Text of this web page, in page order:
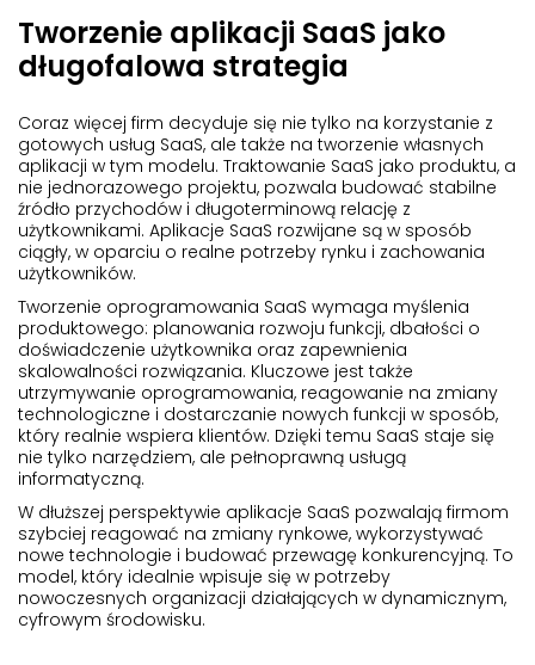
Tworzenie aplikacji SaaS jako
długofalowa strategia
Coraz więcej firm decyduje się nie tylko na korzystanie z
gotowych usług SaaS, ale także na tworzenie własnych
aplikacji w tym modelu. Traktowanie SaaS jako produktu, a
nie jednorazowego projektu, pozwala budować stabilne
źródło przychodów i długoterminową relację z
użytkownikami. Aplikacje SaaS rozwijane są w sposób
ciągły, w oparciu o realne potrzeby rynku i zachowania
użytkowników.
Tworzenie oprogramowania SaaS wymaga myślenia
produktowego: planowania rozwoju funkcji, dbałości o
doświadczenie użytkownika oraz zapewnienia
skalowalności rozwiązania. Kluczowe jest także
utrzymywanie oprogramowania, reagowanie na zmiany
technologiczne i dostarczanie nowych funkcji w sposób,
który realnie wspiera klientów. Dzięki temu SaaS staje się
nie tylko narzędziem, ale pełnoprawną usługą
informatyczną.
W dłuższej perspektywie aplikacje SaaS pozwalają firmom
szybciej reagować na zmiany rynkowe, wykorzystywać
nowe technologie i budować przewagę konkurencyjną. To
model, który idealnie wpisuje się w potrzeby
nowoczesnych organizacji działających w dynamicznym,
cyfrowym środowisku.